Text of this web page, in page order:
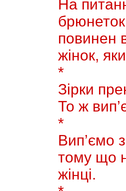
На
повинен
жiнок,
*
Зірки
То ж
*
Вип’ємо
тому що
жiнці.